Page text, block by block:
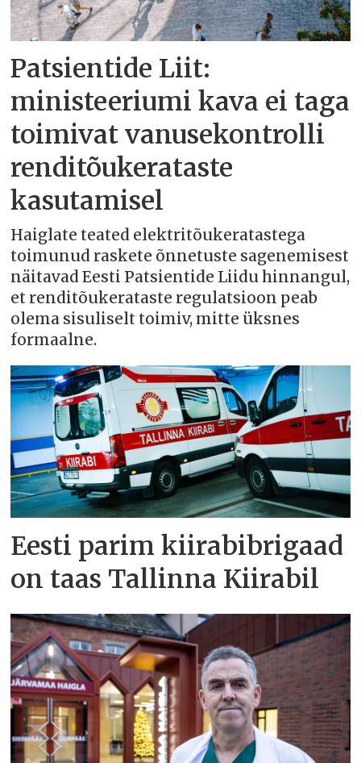
Patsientide Liit:
ministeeriumi kava ei taga
toimivat vanusekontrolli
renditõukerataste
kasutamisel
Haiglate teated elektritõukeratastega
toimunud raskete õnnetuste sagenemisest
näitavad Eesti Patsientide Liidu hinnangul,
et renditõukerataste regulatsioon peab
olema sisuliselt toimiv, mitte üksnes
formaalne.
Eesti parim kiirabibrigaad
on taas Tallinna Kiirabil